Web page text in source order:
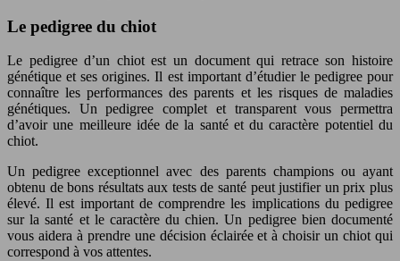
Le pedigree du chiot
Le pedigree d’un chiot est un document qui retrace son histoire
génétique et ses origines. Il est important d’étudier le pedigree pour
connaître les performances des parents et les risques de maladies
génétiques. Un pedigree complet et transparent vous permettra
d’avoir une meilleure idée de la santé et du caractère potentiel du
chiot.
Un pedigree exceptionnel avec des parents champions ou ayant
obtenu de bons résultats aux tests de santé peut justifier un prix plus
élevé. Il est important de comprendre les implications du pedigree
sur la santé et le caractère du chien. Un pedigree bien documenté
vous aidera à prendre une décision éclairée et à choisir un chiot qui
correspond à vos attentes.